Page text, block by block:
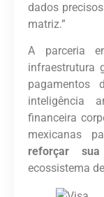
dados
matriz.”
A parceria
infraestrutura
inteligência
financeira
mexicanas
reforçar sua
ecossistema